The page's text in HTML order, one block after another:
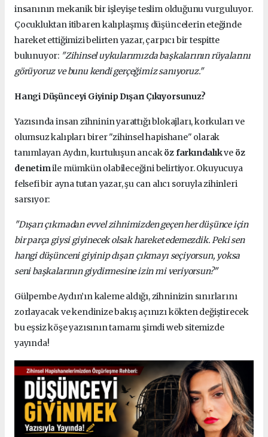
insanının mekanik bir işleyişe teslim olduğunu vurguluyor.
Çocukluktan itibaren kalıplaşmış düşüncelerin eteğinde
hareket ettiğimizi belirten yazar, çarpıcı bir tespitte
bulunuyor: "Zihinsel uykularımızda başkalarının rüyalarını
görüyoruz ve bunu kendi gerçeğimiz sanıyoruz."
Hangi Düşünceyi Giyinip Dışarı Çıkıyorsunuz?
Yazısında insan zihninin yarattığı blokajları, korkuları ve
olumsuz kalıpları birer "zihinsel hapishane" olarak
tanımlayan Aydın, kurtuluşun ancaköz farkındalıkve öz
denetimile mümkün olabileceğini belirtiyor. Okuyucuya
felsefi bir ayna tutan yazar, şu can alıcı soruyla zihinleri
sarsıyor:
"Dışarı çıkmadan evvel zihnimizden geçen her düşünce için
bir parça giysi giyinecek olsak hareket edemezdik. Peki sen
hangi düşünceni giyinip dışarı çıkmayı seçiyorsun, yoksa
seni başkalarının giydirmesine izin mi veriyorsun?"
Gülpembe Aydın’ın kaleme aldığı, zihninizin sınırlarını
zorlayacak ve kendinize bakış açınızı kökten değiştirecek
bu eşsiz köşe yazısının tamamı şimdi web sitemizde
yayında!